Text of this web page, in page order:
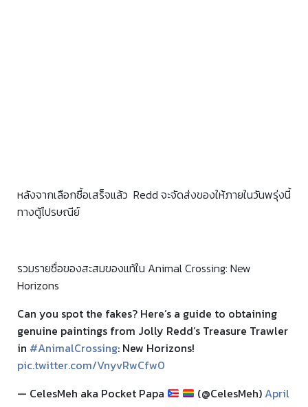
หลังจากเลือกซื้อเสร็จแล้ว Redd จะจัดส่งของให้ภายในวันพรุ่งนี้
ทางตู้ไปรษณีย์
รวมรายชื่อของสะสมของแท้ใน Animal Crossing: New
Horizons
Can you spot the fakes? Here’s a guide to obtaining
genuine paintings from Jolly Redd’s Treasure Trawler
in #AnimalCrossing: New Horizons!
pic.twitter.com/VnyvRwCfw0
— CelesMeh aka Pocket Papa
(@CelesMeh) April